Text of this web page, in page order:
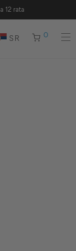
12 rata
SR 0